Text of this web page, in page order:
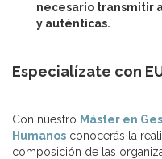
necesario transmitir
y auténticas.
Especialízate con
Con nuestro Máster en
Humanos conocerás la
composición de las